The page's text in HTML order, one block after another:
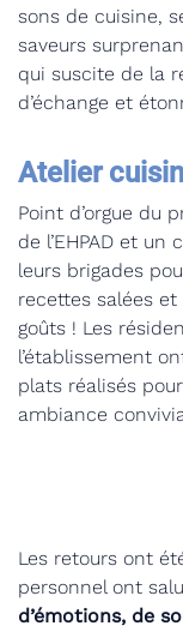
sons de cuisine,
saveurs
qui suscite de la
d’échange et
Atelier
Point d’orgue du
de l’EHPAD et
leurs brigades
recettes salées
goûts ! Les
l’établissement
plats réalisés
ambiance
Les retours ont
personnel ont
d’émotions, de